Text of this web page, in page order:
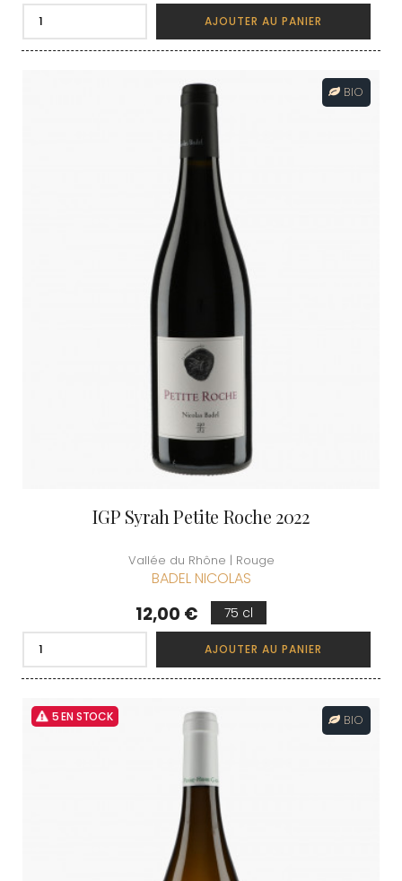
AJOUTER AU PANIER
BIO
IGP Syrah Petite Roche 2022
Vallée du Rhône | Rouge
BADEL NICOLAS
Prix
12,00 € 75 cl
AJOUTER AU PANIER
5 EN STOCK BIO